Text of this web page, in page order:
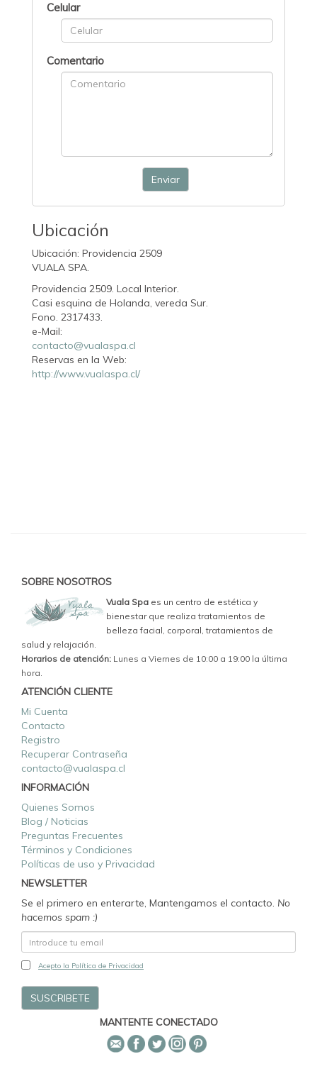
Celular
Comentario
Enviar
Ubicación
Ubicación: Providencia 2509
VUALA SPA.
Providencia 2509. Local Interior.
Casi esquina de Holanda, vereda Sur.
Fono. 2317433.
e-Mail:
contacto@vualaspa.cl
Reservas en la Web:
http://www.vualaspa.cl/
SOBRE NOSOTROS
Vuala Spa es un centro de estética y
bienestar que realiza tratamientos de
belleza facial, corporal, tratamientos de
salud y relajación.
Horarios de atención: Lunes a Viernes de 10:00 a 19:00 la última
hora.
ATENCIÓN CLIENTE
Mi Cuenta
Contacto
Registro
Recuperar Contraseña
contacto@vualaspa.cl
INFORMACIÓN
Quienes Somos
Blog / Noticias
Preguntas Frecuentes
Términos y Condiciones
Políticas de uso y Privacidad
NEWSLETTER
Se el primero en enterarte, Mantengamos el contacto. No
hacemos spam :)
Acepto la Política de Privacidad
MANTENTE CONECTADO